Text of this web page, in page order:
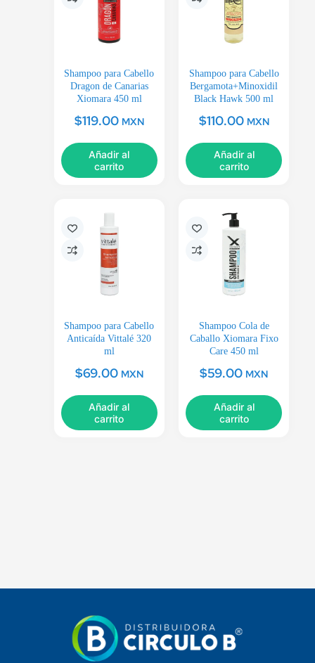
Shampoo para Cabello
Dragon de Canarias
Xiomara 450 ml
$119.00 MXN
Añadir al
carrito
Shampoo para Cabello
Bergamota+Minoxidil
Black Hawk 500 ml
$110.00 MXN
Añadir al
carrito
Shampoo para Cabello
Anticaída Vittalé 320
ml
$69.00 MXN
Añadir al
carrito
Shampoo Cola de
Caballo Xiomara Fixo
Care 450 ml
$59.00 MXN
Añadir al
carrito